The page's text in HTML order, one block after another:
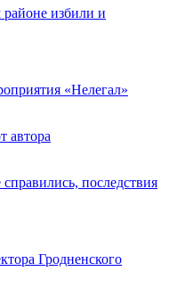
избили и
«Нелегал»
автора
последствия
Гродненского